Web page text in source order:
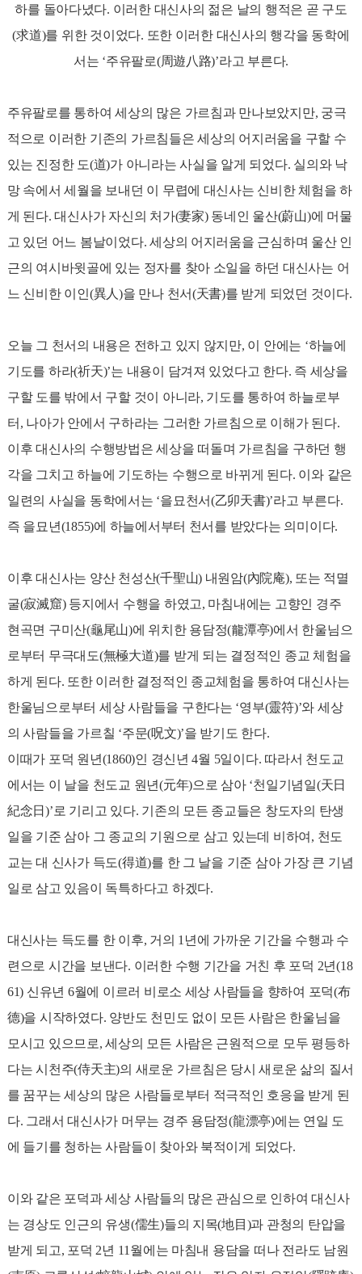
하를 돌아다녔다. 이러한 대신사의 젊은 날의 행적은 곧 구도
(求道)를 위한 것이었다. 또한 이러한 대신사의 행각을 동학에
서는 ‘주유팔로(周遊八路)’라고 부른다.
주유팔로를 통하여 세상의 많은 가르침과 만나보았지만, 궁극
적으로 이러한 기존의 가르침들은 세상의 어지러움을 구할 수
있는 진정한 도(道)가 아니라는 사실을 알게 되었다. 실의와 낙
망 속에서 세월을 보내던 이 무렵에 대신사는 신비한 체험을 하
게 된다. 대신사가 자신의 처가(妻家) 동네인 울산(蔚山)에 머물
고 있던 어느 봄날이었다. 세상의 어지러움을 근심하며 울산 인
근의 여시바윗골에 있는 정자를 찾아 소일을 하던 대신사는 어
느 신비한 이인(異人)을 만나 천서(天書)를 받게 되었던 것이다.
오늘 그 천서의 내용은 전하고 있지 않지만, 이 안에는 ‘하늘에
기도를 하라(祈天)’는 내용이 담겨져 있었다고 한다. 즉 세상을
구할 도를 밖에서 구할 것이 아니라, 기도를 통하여 하늘로부
터, 나아가 안에서 구하라는 그러한 가르침으로 이해가 된다.
이후 대신사의 수행방법은 세상을 떠돌며 가르침을 구하던 행
각을 그치고 하늘에 기도하는 수행으로 바뀌게 된다. 이와 같은
일련의 사실을 동학에서는 ‘을묘천서(乙卯天書)’라고 부른다.
즉 을묘년(1855)에 하늘에서부터 천서를 받았다는 의미이다.
이후 대신사는 양산 천성산(千聖山) 내원암(內院庵), 또는 적멸
굴(寂滅窟) 등지에서 수행을 하였고, 마침내에는 고향인 경주
현곡면 구미산(龜尾山)에 위치한 용담정(龍潭亭)에서 한울님으
로부터 무극대도(無極大道)를 받게 되는 결정적인 종교 체험을
하게 된다. 또한 이러한 결정적인 종교체험을 통하여 대신사는
한울님으로부터 세상 사람들을 구한다는 ‘영부(靈符)’와 세상
의 사람들을 가르칠 ‘주문(呪文)’을 받기도 한다.
이때가 포덕 원년(1860)인 경신년 4월 5일이다. 따라서 천도교
에서는 이 날을 천도교 원년(元年)으로 삼아 ‘천일기념일(天日
紀念日)’로 기리고 있다. 기존의 모든 종교들은 창도자의 탄생
일을 기준 삼아 그 종교의 기원으로 삼고 있는데 비하여, 천도
교는 대 신사가 득도(得道)를 한 그 날을 기준 삼아 가장 큰 기념
일로 삼고 있음이 독특하다고 하겠다.
대신사는 득도를 한 이후, 거의 1년에 가까운 기간을 수행과 수
련으로 시간을 보낸다. 이러한 수행 기간을 거친 후 포덕 2년(18
61) 신유년 6월에 이르러 비로소 세상 사람들을 향하여 포덕(布
德)을 시작하였다. 양반도 천민도 없이 모든 사람은 한울님을
모시고 있으므로, 세상의 모든 사람은 근원적으로 모두 평등하
다는 시천주(侍天主)의 새로운 가르침은 당시 새로운 삶의 질서
를 꿈꾸는 세상의 많은 사람들로부터 적극적인 호응을 받게 된
다. 그래서 대신사가 머무는 경주 용담정(龍漂亭)에는 연일 도
에 들기를 청하는 사람들이 찾아와 북적이게 되었다.
이와 같은 포덕과 세상 사람들의 많은 관심으로 인하여 대신사
는 경상도 인근의 유생(儒生)들의 지목(地目)과 관청의 탄압을
받게 되고, 포덕 2년 11월에는 마침내 용담을 떠나 전라도 남원